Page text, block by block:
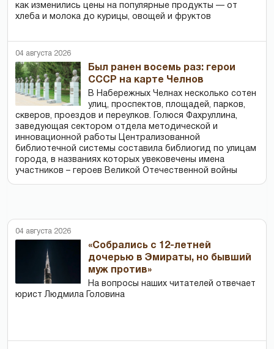
как изменились цены на популярные продукты — от
хлеба и молока до курицы, овощей и фруктов
04 августа 2026
Был ранен восемь раз: герои
СССР на карте Челнов
В Набережных Челнах несколько сотен
улиц, проспектов, площадей, парков,
скверов, проездов и переулков. Голюся Фахруллина,
заведующая сектором отдела методической и
инновационной работы Централизованной
библиотечной системы составила библиогид по улицам
города, в названиях которых увековечены имена
участников – героев Великой Отечественной войны
04 августа 2026
«Собрались с 12-летней
дочерью в Эмираты, но бывший
муж против»
На вопросы наших читателей отвечает
юрист Людмила Головина